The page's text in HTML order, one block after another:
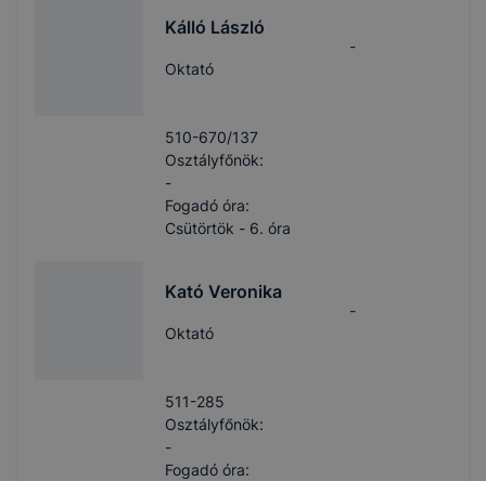
Kálló László
Oktató
-
510-670/137
Osztályfőnök:
-
Fogadó óra:
Csütörtök - 6. óra
Kató Veronika
Oktató
-
511-285
Osztályfőnök:
-
Fogadó óra: